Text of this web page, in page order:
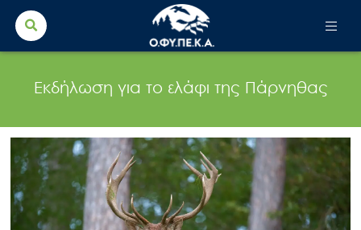
Search
for:
Εκδήλωση για το ελάφι της Πάρνηθας